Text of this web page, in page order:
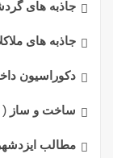
جاذبه های
جاذبه های
دکوراسیون
ساخت و ساز (۱۰)
مطالب